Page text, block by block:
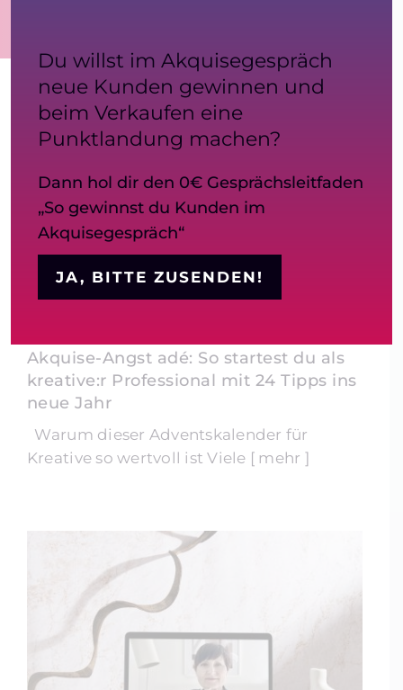
Kontakt
Akquise-Angst adé: So startest du als
kreative:r Professional mit 24 Tipps ins
neue Jahr
Warum dieser Adventskalender für
Kreative so wertvoll ist Viele [ mehr ]
Du willst im Akquisegespräch
neue Kunden gewinnen und
beim Verkaufen eine
Punktlandung machen?
Dann hol dir den 0€ Gesprächsleitfaden
„So gewinnst du Kunden im
Akquisegespräch“
JA, BITTE ZUSENDEN!